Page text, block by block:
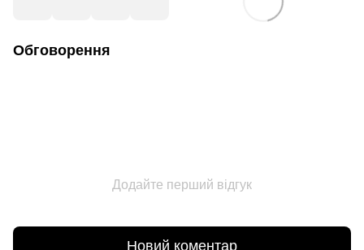
Обговорення
Додайте перший відгук
Новий коментар